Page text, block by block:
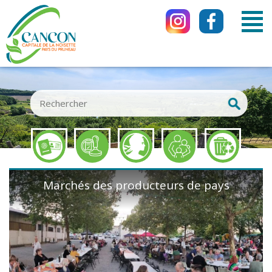
Marchés des producteurs de pays
...